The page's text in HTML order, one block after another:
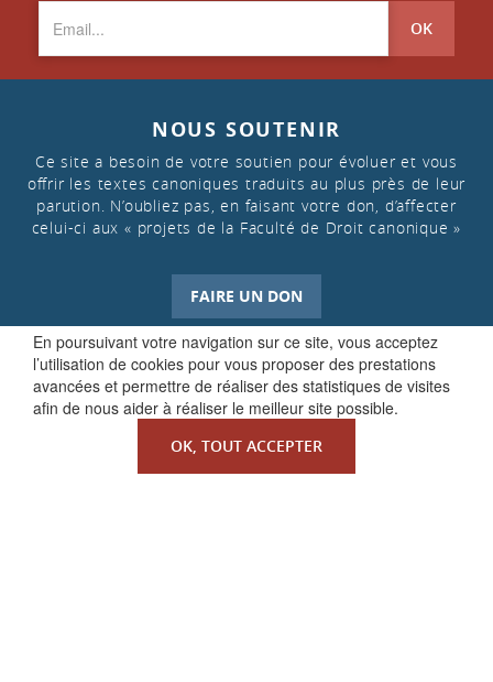
En poursuivant votre navigation sur ce site, vous acceptez
l’utilisation de cookies pour vous proposer des prestations
avancées et permettre de réaliser des statistiques de visites
afin de nous aider à réaliser le meilleur site possible.
OK, TOUT ACCEPTER
OK
NOUS SOUTENIR
Ce site a besoin de votre soutien pour évoluer et vous
offrir les textes canoniques traduits au plus près de leur
parution. N’oubliez pas, en faisant votre don, d’affecter
celui-ci aux « projets de la Faculté de Droit canonique »
FAIRE UN DON